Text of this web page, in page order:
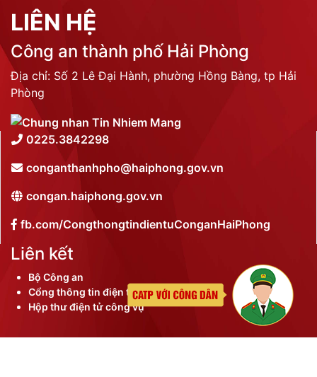
LIÊN HỆ
Công an thành phố Hải Phòng
Địa chỉ: Số 2 Lê Đại Hành, phường Hồng Bàng, tp Hải
Phòng
0225.3842298
conganthanhpho@haiphong.gov.vn
congan.haiphong.gov.vn
fb.com/CongthongtindientuConganHaiPhong
Liên kết
Bộ Công an
Cổng thông tin điện tử thành phố
Hộp thư điện tử công vụ